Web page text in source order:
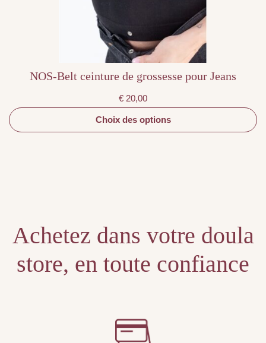
NOS-Belt ceinture de grossesse pour Jeans
€ 20,00
Choix des options
du
produit
Achetez dans votre doula
store, en toute confiance